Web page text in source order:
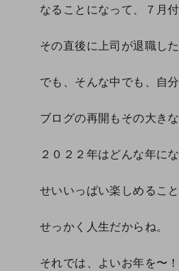
なることになって、７月
その直後に上司が退職し
でも、そんな中でも、自
ブログの再開もその大きな
２０２２年はどんな年に
せいいっぱい楽しめるこ
せっかく人生だからね。
それでは、よいお年を〜！